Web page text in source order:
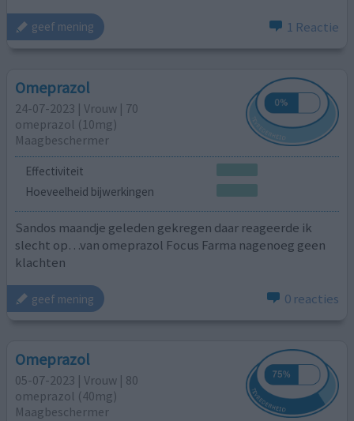
geef mening 1 Reactie
Omeprazol
24-07-2023 | Vrouw | 70
omeprazol (10mg)
Maagbeschermer
Effectiviteit
Hoeveelheid bijwerkingen
Sandos maandje geleden gekregen daar reageerde ik
slecht op…van omeprazol Focus Farma nagenoeg geen
klachten
geef mening 0 reacties
Omeprazol
05-07-2023 | Vrouw | 80
omeprazol (40mg)
Maagbeschermer